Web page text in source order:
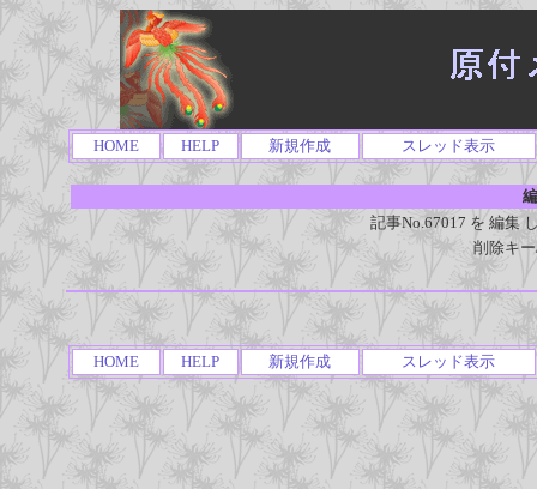
HOME HELP 新規作成 スレッド表示
記事No.67017 を 編集
削除キ
HOME HELP 新規作成 スレッド表示